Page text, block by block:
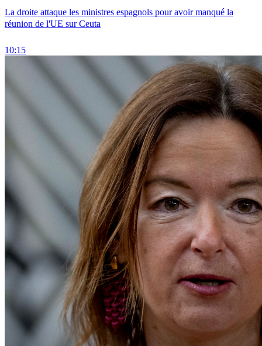
La droite attaque les ministres espagnols pour avoir manqué la
réunion de l'UE sur Ceuta
10:15